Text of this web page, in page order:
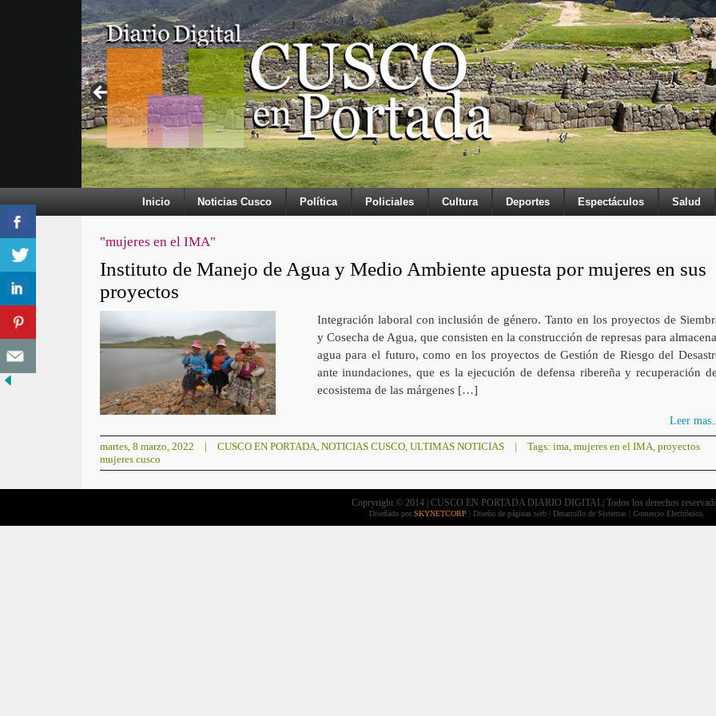
Inicio Noticias Cusco Política Policiales Cultura Deportes Espectáculos Salud
"mujeres en el IMA"
Instituto de Manejo de Agua y Medio Ambiente apuesta por mujeres en sus
proyectos
Integración laboral con inclusión de género. Tanto en los proyectos de
y Cosecha de Agua, que consisten en la construcción de represas para
agua para el futuro, como en los proyectos de Gestión de Riesgo del
ante inundaciones, que es la ejecución de defensa ribereña y recuperación
ecosistema de las márgenes […]
Leer mas...
martes, 8 marzo, 2022 | CUSCO EN PORTADA NOTICIAS CUSCO, ULTIMAS NOTICIAS | Tags: ima mujeres en el IMA proyectos
mujeres cusco
Copryright © 2014 | CUSCO EN PORTADA DIARIO DIGITAL| Todos los derechos
Diseñado por SKYNETCORP | Diseño de páginas web | Desarrollo de Sistemas | Comercio Electrónico.